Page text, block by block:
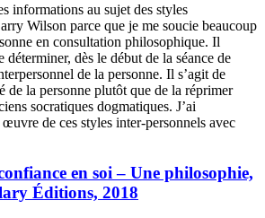
informations au sujet des styles
Wilson parce que je me soucie beaucoup
en consultation philosophique. Il
déterminer, dès le début de la séance de
de la personne. Il s’agit de
de la personne plutôt que de la réprimer
socratiques dogmatiques. J’ai
de ces styles inter-personnels avec
en soi – Une philosophie,
Éditions, 2018